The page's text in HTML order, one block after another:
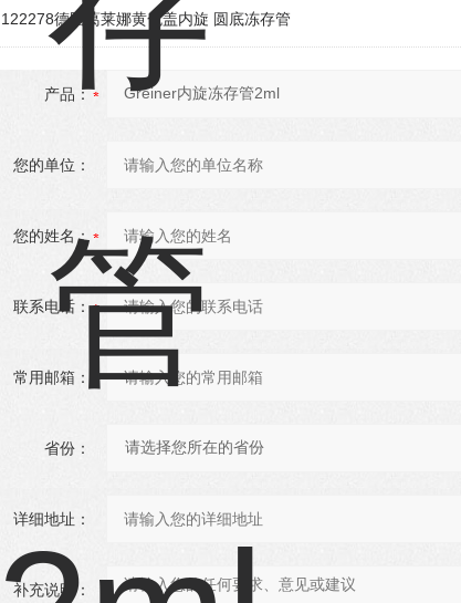
122278德国葛莱娜黄色盖内旋 圆底冻存管
产品：
您的单位：
您的姓名：
联系电话：
常用邮箱：
省份：
详细地址：
补充说明：